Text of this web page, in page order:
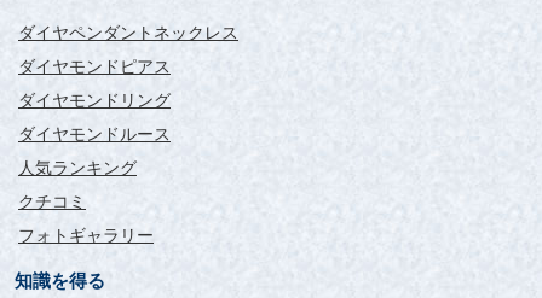
ダイヤペンダントネックレス
ダイヤモンドピアス
ダイヤモンドリング
ダイヤモンドルース
人気ランキング
クチコミ
フォトギャラリー
知識を得る